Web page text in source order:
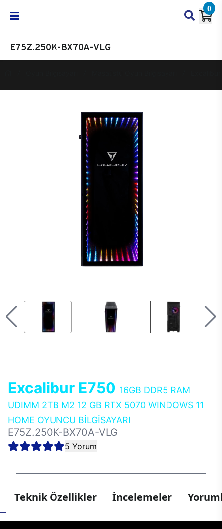
0
E75Z.250K-BX70A-VLG
Excalibur E750 16GB DDR5 RAM
UDIMM 2TB M2 12 GB RTX 5070 WINDOWS 11
HOME OYUNCU BİLGİSAYARI
E75Z.250K-BX70A-VLG
5 Yorum
Teknik Özellikler İncelemeler